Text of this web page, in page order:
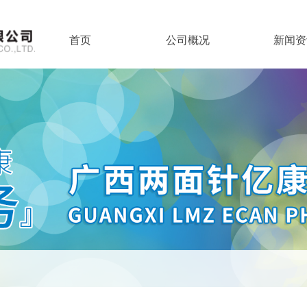
首页 公司概况 新闻